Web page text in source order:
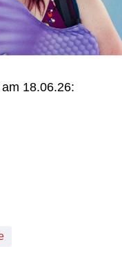
18.06.26: